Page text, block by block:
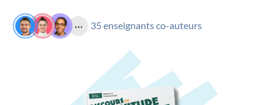
35 enseignants co-auteurs